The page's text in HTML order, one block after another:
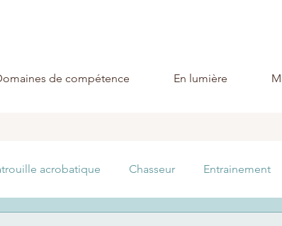
de compétence En lumière
acrobatique Chasseur Entrainement